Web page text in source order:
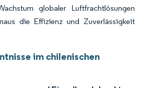
globaler Luftfrachtlösungen
die Effizienz und Zuverlässigkeit
im chilenischen